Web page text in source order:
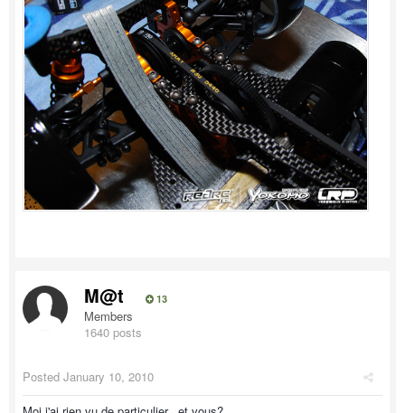
M@t 13
Members
1640 posts
Posted January 10, 2010